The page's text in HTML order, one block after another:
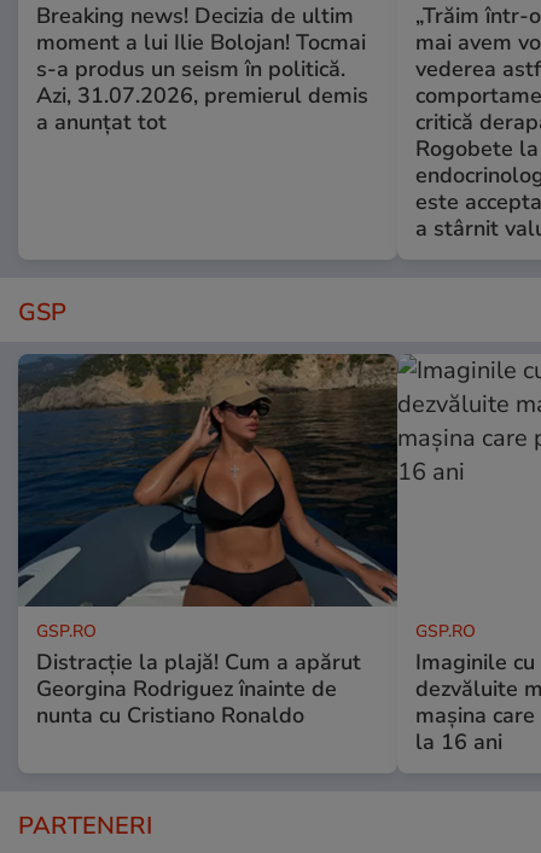
Breaking news! Decizia de ultim
moment a lui Ilie Bolojan! Tocmai
s-a produs un seism în politică.
Azi, 31.07.2026, premierul demis
a anunțat tot
„Trăim într-
mai avem
vederea
critică
Rogobete
este
a stârnit
GSP
GSP.RO
Distracție la plajă! Cum a apărut
Georgina Rodriguez înainte de
nunta cu Cristiano Ronaldo
GSP.RO
Imaginile
dezvăluite
mașina
la 16 ani
PARTENERI